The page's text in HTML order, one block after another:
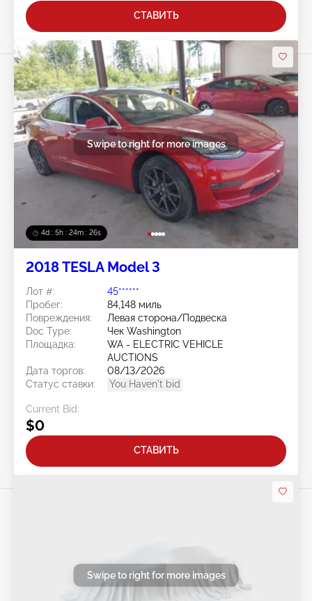
СТАВИТЬ
4d : 5h : 24m : 23s
Swipe to right for more images
2018 TESLA Model 3
Лот #:
45******
Пробег:
84,148 миль
Повреждения:
Левая сторона/Подвеска
Doc Type:
Чек Washington
Площадка:
WA - ELECTRIC VEHICLE
AUCTIONS
Дата торгов:
08/13/2026
Статус ставки:
You Haven't bid
Current Bid:
$0
СТАВИТЬ
Swipe to right for more images